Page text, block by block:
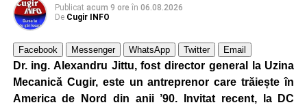
Publicat acum 9 ore în 06.08.2026
De Cugir INFO
Facebook Messenger WhatsApp Twitter Email
Dr. ing. Alexandru Jittu, fost director general la Uzina
Mecanică Cugir, este un antreprenor care trăiește în
America de Nord din anii ’90. Invitat recent, la DC